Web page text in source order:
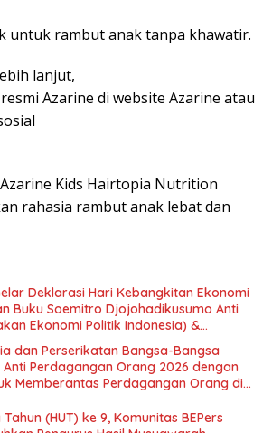
untuk rambut anak tanpa khawatir.
lanjut,
Azarine di website Azarine atau
Kids Hairtopia Nutrition
rahasia rambut anak lebat dan
Deklarasi Hari Kebangkitan Ekonomi
Buku Soemitro Djojohadikusumo Anti
Ekonomi Politik Indonesia) &
“Urgensi Undang-Undang Perekonomian
Sosial dalam Menata Bangsa
2045”,
dan Perserikatan Bangsa-Bangsa
Perdagangan Orang 2026 dengan
Memberantas Perdagangan Orang di
(HUT) ke 9, Komunitas BEPers